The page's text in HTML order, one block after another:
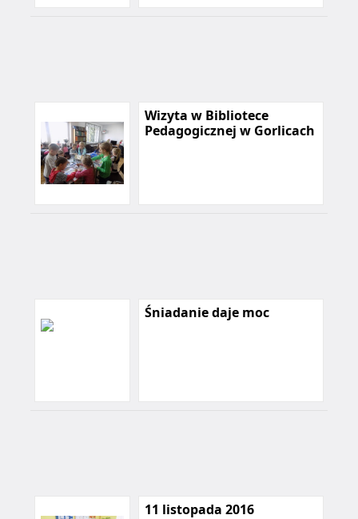
Wizyta w Bibliotece
Pedagogicznej w Gorlicach
Śniadanie daje moc
11 listopada 2016